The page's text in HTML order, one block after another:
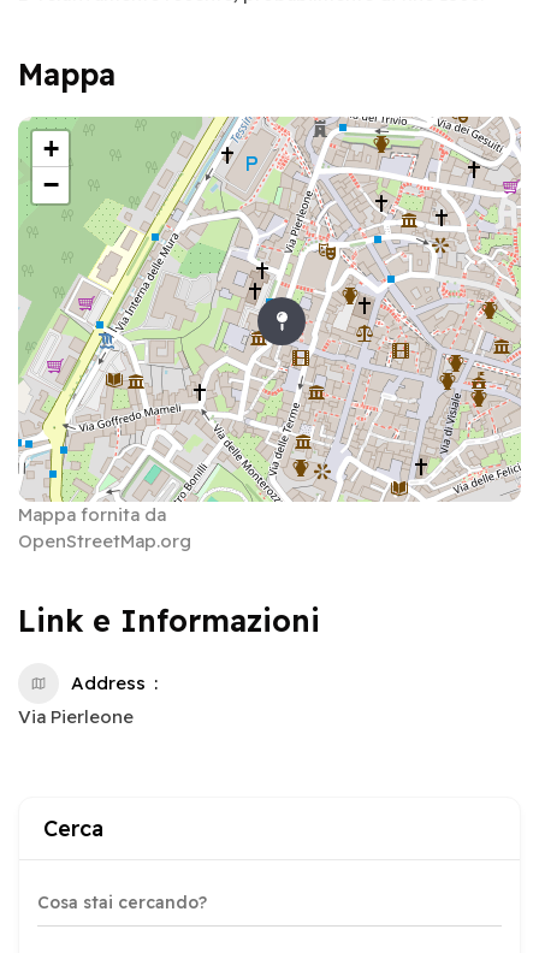
Mappa
+
−
Mappa fornita da
OpenStreetMap.org
Link e Informazioni
Address
Via Pierleone
Cerca